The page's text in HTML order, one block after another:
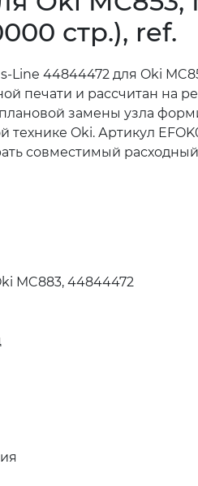
стр.), ref.
44844472 для Oki
печати и рассчитан на
замены узла
Oki. Артикул
совместимый
MC883, 44844472